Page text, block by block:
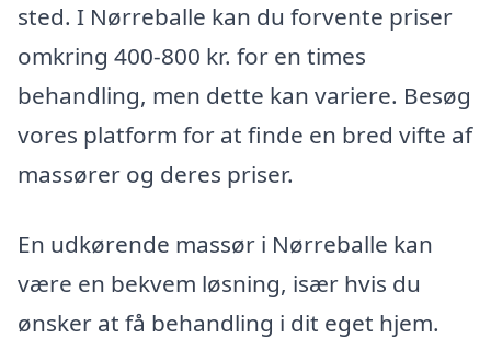
sted. I Nørreballe kan du forvente priser
omkring 400-800 kr. for en times
behandling, men dette kan variere. Besøg
vores platform for at finde en bred vifte af
massører og deres priser.
En udkørende massør i Nørreballe kan
være en bekvem løsning, især hvis du
ønsker at få behandling i dit eget hjem.